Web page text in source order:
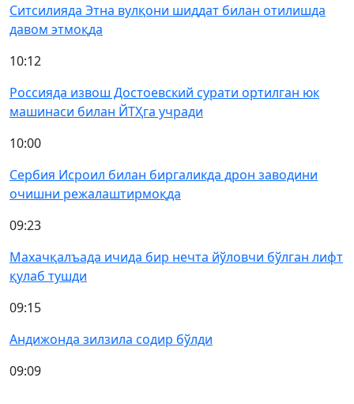
Ситсилияда Этна вулқони шиддат билан отилишда
давом этмоқда
10:12
Россияда извош Достоевский сурати ортилган юк
машинаси билан ЙТҲга учради
10:00
Сербия Исроил билан биргаликда дрон заводини
очишни режалаштирмоқда
09:23
Махачқалъада ичида бир нечта йўловчи бўлган лифт
қулаб тушди
09:15
Андижонда зилзила содир бўлди
09:09